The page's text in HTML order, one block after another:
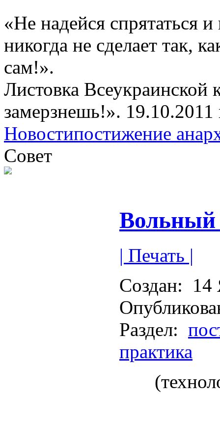
«Не надейся спрятаться
никогда не сделает так,
сам!».
Листовка Всеукраинской
замерзнешь!». 19.10.2011
Новостипостижение
Совет
Вольный
| Печать |
Создан:
14
Раздел:
практика